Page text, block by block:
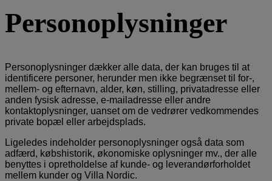
Personoplysninger
Personoplysninger dækker alle data, der kan bruges til at
identificere personer, herunder men ikke begrænset til for-,
mellem- og efternavn, alder, køn, stilling, privatadresse eller
anden fysisk adresse, e-mailadresse eller andre
kontaktoplysninger, uanset om de vedrører vedkommendes
private bopæl eller arbejdsplads.
Ligeledes indeholder personoplysninger også data som
adfærd, købshistorik, økonomiske oplysninger mv., der alle
benyttes i opretholdelse af kunde- og leverandørforholdet
mellem kunder og Villa Nordic.